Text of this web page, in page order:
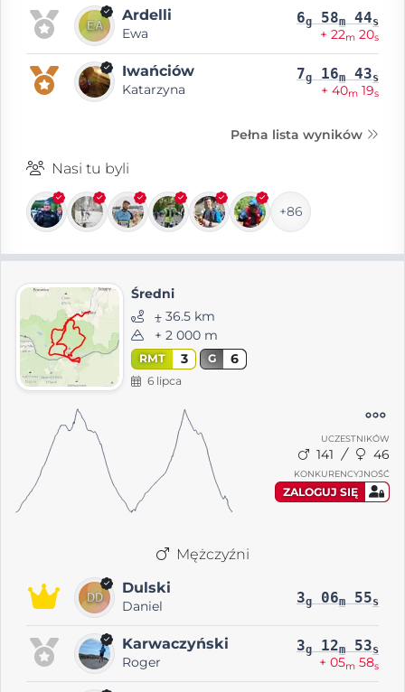
Ardelli
Ewa
6g 58m 44s
+ 22m 20s
Iwańciów
Katarzyna
7g 16m 43s
+ 40m 19s
Pełna lista wyników
Nasi tu byli
+86
Średni
⨦ 36.5 km
+ 2 000 m
RMT 3 G 6
6 lipca
UCZESTNIKÓW
141 46
KONKURENCYJNOŚĆ
ZALOGUJ SIĘ
Mężczyźni
Dulski
Daniel 3g 06m 55s
Karwaczyński
Roger
3g 12m 53s
+ 05m 58s